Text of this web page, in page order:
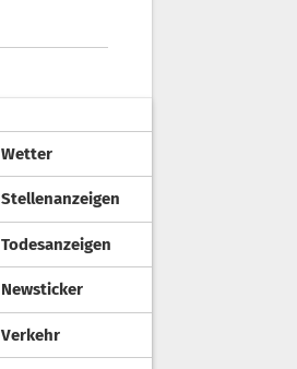
Wetter
Stellenanzeigen
Todesanzeigen
Newsticker
Verkehr